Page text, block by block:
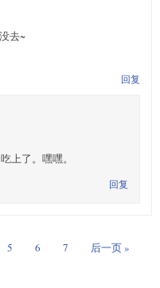
去~
回复
上了。嘿嘿。
回复
5 6 7 后一页 »